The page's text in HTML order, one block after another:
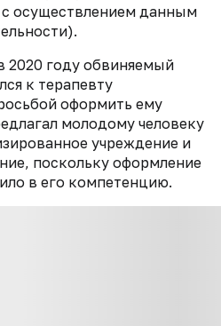
с осуществлением данным
2020 году обвиняемый
к терапевту
оформить ему
молодому человеку
учреждение и
поскольку оформление
в его компетенцию.